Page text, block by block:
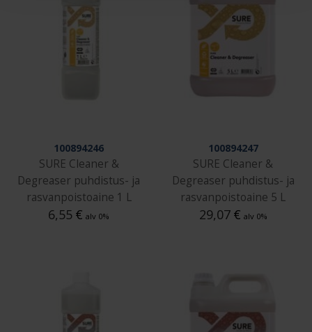
100894246
SURE Cleaner &
Degreaser puhdistus- ja
rasvanpoistoaine 1 L
6,55 € alv 0%
100894247
SURE Cleaner &
Degreaser puhdistus- ja
rasvanpoistoaine 5 L
29,07 € alv 0%